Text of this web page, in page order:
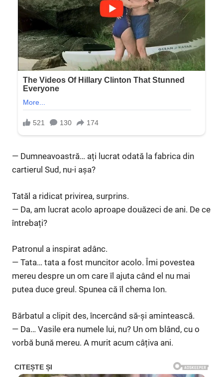
— Dumneavoastră… ați lucrat odată la fabrica din
cartierul Sud, nu-i așa?
Tatăl a ridicat privirea, surprins.
— Da, am lucrat acolo aproape douăzeci de ani. De ce
întrebați?
Patronul a inspirat adânc.
— Tata… tata a fost muncitor acolo. Îmi povestea
mereu despre un om care îl ajuta când el nu mai
putea duce greul. Spunea că îl chema Ion.
Bărbatul a clipit des, încercând să-și amintească.
— Da… Vasile era numele lui, nu? Un om blând, cu o
vorbă bună mereu. A murit acum câțiva ani.